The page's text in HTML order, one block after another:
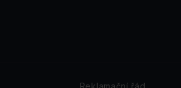
Reklamační řád